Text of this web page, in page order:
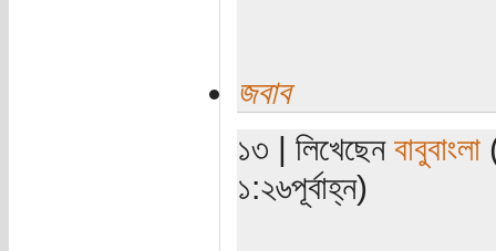
জবাব
১৩ | লিখেছেন বাবুবাংলা
১:২৬পূর্বাহ্ন)